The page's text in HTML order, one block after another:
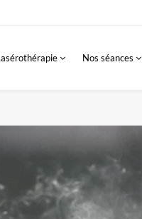
Nos séances